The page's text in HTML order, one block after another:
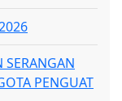
SERANGAN
PENGUAT